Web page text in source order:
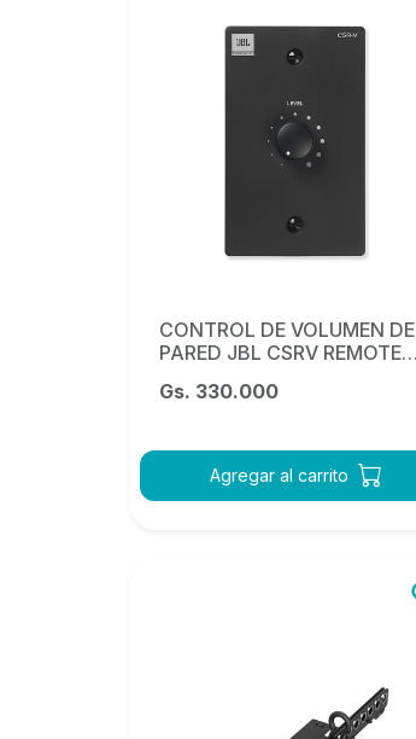
CONTROL DE VOLUMEN DE
PARED JBL CSRV REMOTE
Gs. 330.000
Agregar al carrito